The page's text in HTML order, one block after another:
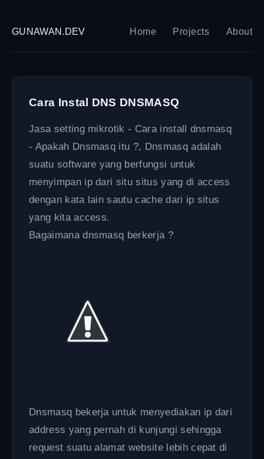
GUNAWAN.DEV Home Projects About
Cara Instal DNS DNSMASQ
Jasa setting mikrotik - Cara install dnsmasq
- Apakah Dnsmasq itu ?, Dnsmasq adalah
suatu software yang berfungsi untuk
menyimpan ip dari situ situs yang di access
dengan kata lain sautu cache dari ip situs
yang kita access.
Bagaimana dnsmasq berkerja ?
Dnsmasq bekerja untuk menyediakan ip dari
address yang pernah di kunjungi sehingga
request suatu alamat website lebih cepat di